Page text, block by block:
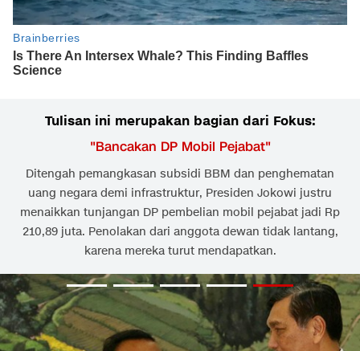
Tulisan ini merupakan bagian dari Fokus:
"Bancakan DP Mobil Pejabat"
Ditengah pemangkasan subsidi BBM dan penghematan
uang negara demi infrastruktur, Presiden Jokowi justru
menaikkan tunjangan DP pembelian mobil pejabat jadi Rp
210,89 juta. Penolakan dari anggota dewan tidak lantang,
karena mereka turut mendapatkan.